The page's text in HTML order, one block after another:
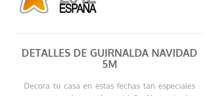
DETALLES DE GUIRNALDA NAVIDAD
5M
Decora tu casa en estas fechas tan especiales